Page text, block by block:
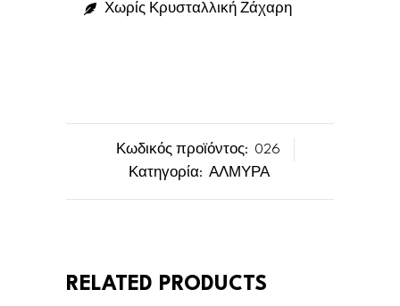
Χωρίς Κρυσταλλική Ζάχαρη
Κωδικός προϊόντος: 026
Κατηγορία: ΑΛΜΥΡΑ
RELATED PRODUCTS